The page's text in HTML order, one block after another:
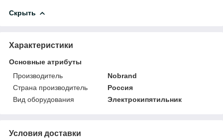
Скрыть
Характеристики
Основные атрибуты
Производитель
Nobrand
Страна производитель
Россия
Вид оборудования
Электрокипятильник
Условия доставки